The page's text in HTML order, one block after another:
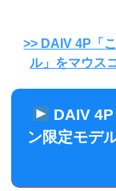
>> DAIV 4P「
ル」をマウス
DAIV
ン限定モデ